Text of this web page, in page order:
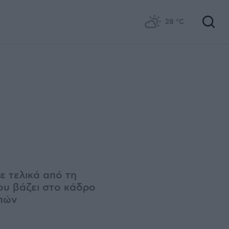
28 °C
τελικά από τη
βάζει στο κάδρο